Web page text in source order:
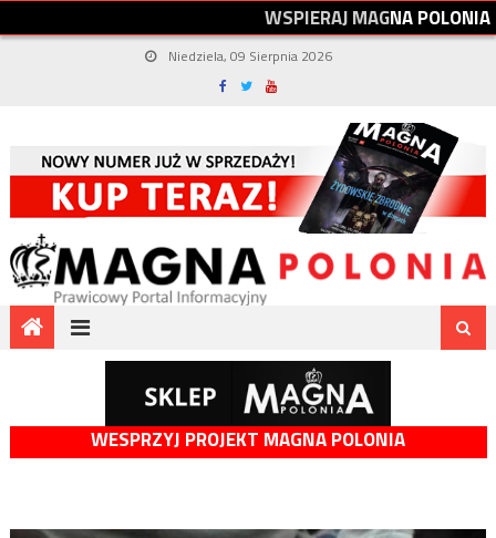
WSPIERAJMAGNAPOLONIA
Niedziela, 09 Sierpnia 2026
WESPRZYJ PROJEKT MAGNA POLONIA